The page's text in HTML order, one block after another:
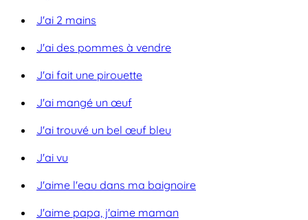
J'ai 2 mains
J'ai des pommes à vendre
J'ai fait une pirouette
J'ai mangé un œuf
J'ai trouvé un bel œuf bleu
J'ai vu
J'aime l'eau dans ma baignoire
J'aime papa, j'aime maman